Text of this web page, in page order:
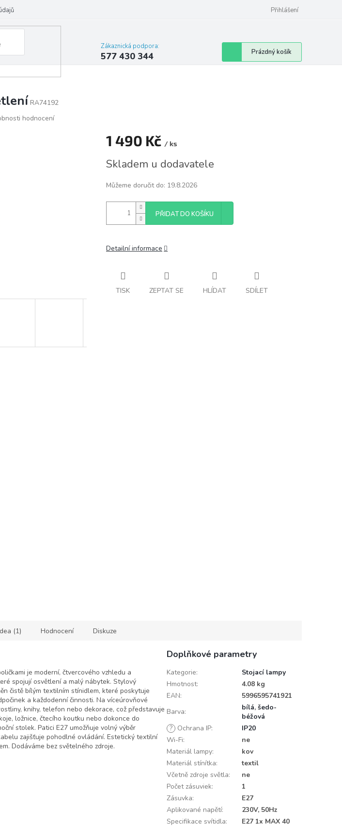
Přihlášení
Zákaznická podpora:
577 430 344
Nákupní
košík
Prázdný košík
RA74192
hodnocení
1 490 Kč / ks
cena:
Skladem u dodavatele
Můžeme doručit do: 19.8.2026
PŘIDAT DO KOŠÍKU
Detailní informace
TISK ZEPTAT SE HLÍDAT SDÍLET
(1) Hodnocení Diskuze
je moderní, čtvercového vzhledu a
spojují osvětlení a malý nábytek. Stylový
čistě bílým textilním stínidlem, které poskytuje
a každodenní činnosti. Na víceúrovňové
knihy, telefon nebo dekorace, což představuje
ložnice, čtecího koutku nebo dokonce do
stolek. Patici E27 umožňuje volný výběr
zajišťuje pohodlné ovládání. Estetický textilní
Dodáváme bez světelného zdroje.
Doplňkové parametry
Kategorie:
Stojací lampy
Hmotnost:
4.08 kg
EAN:
5996595741921
Barva: bílá, šedo-
béžová
? Ochrana IP:
IP20
Wi-Fi:
ne
Materiál lampy:
kov
Materiál stínítka:
textil
Včetně zdroje světla:
ne
Počet zásuviek:
1
Zásuvka:
E27
Aplikované napětí:
230V, 50Hz
Specifikace svítidla:
E27 1x MAX 40